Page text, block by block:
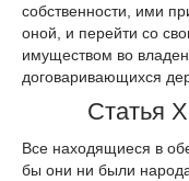
собственности, ими
оной, и перейти со
имуществом во
договаривающихся
Статья
Все находящиеся в
бы они ни были